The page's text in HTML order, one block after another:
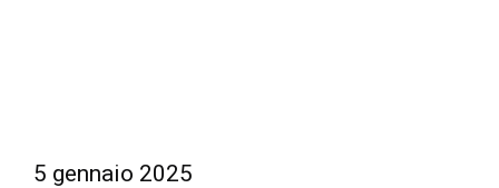
5 gennaio 2025